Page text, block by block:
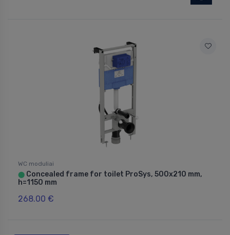
WC moduliai
⬤ Concealed frame for toilet ProSys, 500x210 mm,
h=1150 mm
268.00 €